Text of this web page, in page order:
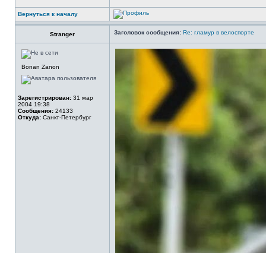
Вернуться к началу
Stranger Заголовок сообщения: Re: гламур в велоспорте
Bonan Zanon
Зарегистрирован: 31 мар
2004 19:38
Сообщения: 24133
Откуда: Санкт-Петербург